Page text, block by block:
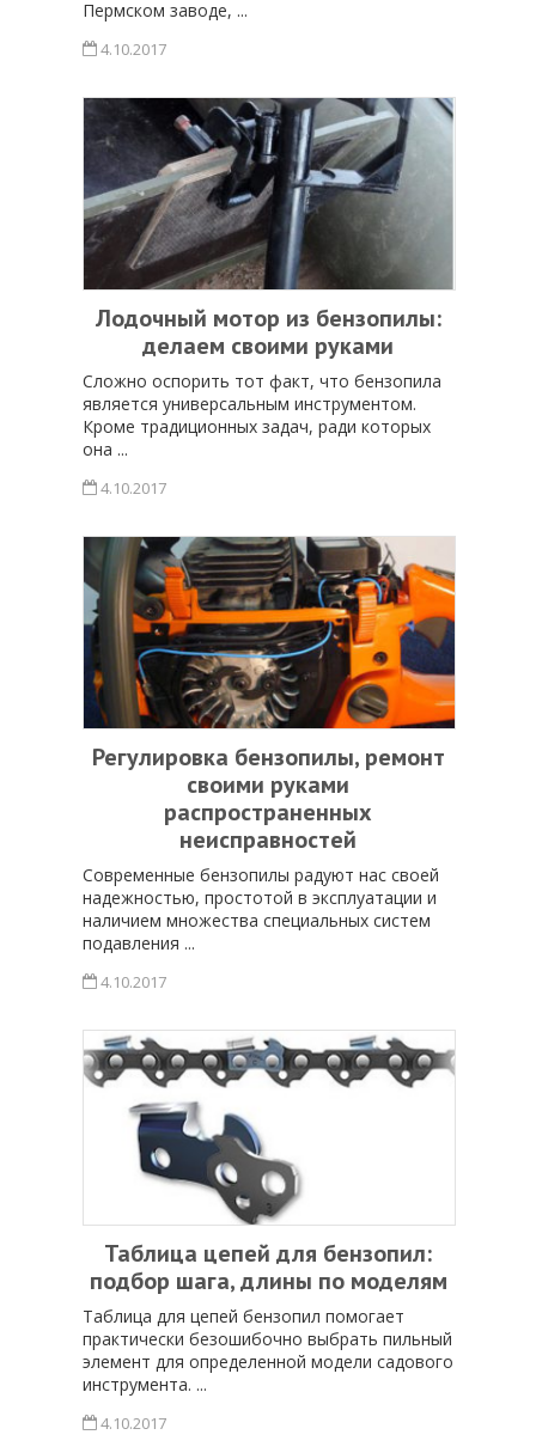
Пермском заводе, ...
4.10.2017
Лодочный мотор из бензопилы:
делаем своими руками
Сложно оспорить тот факт, что бензопила
является универсальным инструментом.
Кроме традиционных задач, ради которых
она ...
4.10.2017
Регулировка бензопилы, ремонт
своими руками
распространенных
неисправностей
Современные бензопилы радуют нас своей
надежностью, простотой в эксплуатации и
наличием множества специальных систем
подавления ...
4.10.2017
Таблица цепей для бензопил:
подбор шага, длины по моделям
Таблица для цепей бензопил помогает
практически безошибочно выбрать пильный
элемент для определенной модели садового
инструмента. ...
4.10.2017